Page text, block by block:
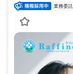
業務委託